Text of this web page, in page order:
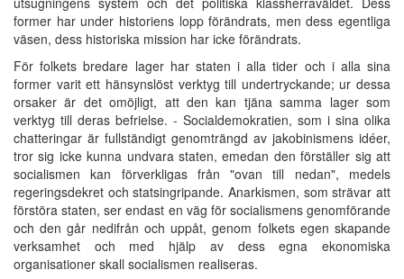
former har under historiens lopp förändrats, men dess egentliga
väsen, dess historiska mission har icke förändrats.
För folkets bredare lager har staten i alla tider och i alla sina
former varit ett hänsynslöst verktyg till undertryckande; ur dessa
orsaker är det omöjligt, att den kan tjäna samma lager som
verktyg till deras befrielse. - Socialdemokratien, som i sina olika
chatteringar är fullständigt genomträngd av jakobinismens idéer,
tror sig icke kunna undvara staten, emedan den förställer sig att
socialismen kan förverkligas från "ovan till nedan", medels
regeringsdekret och statsingripande. Anarkismen, som strävar att
förstöra staten, ser endast en väg för socialismens genomförande
och den går nedifrån och uppåt, genom folkets egen skapande
verksamhet och med hjälp av dess egna ekonomiska
organisationer skall socialismen realiseras.